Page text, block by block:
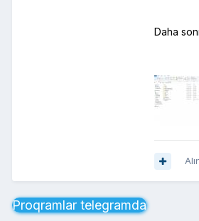
Daha
Proqramlar telegramda